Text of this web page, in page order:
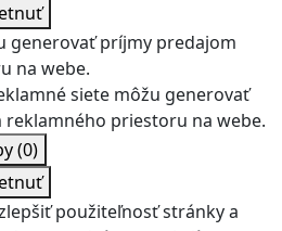
generovať príjmy predajom
na webe.
siete môžu generovať
priestoru na webe.
(0)
použiteľnosť stránky a